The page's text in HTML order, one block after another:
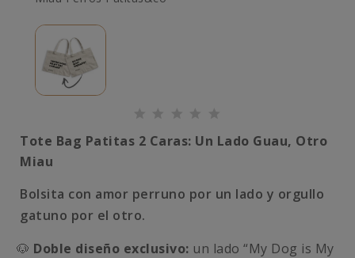
Tote Bag Patitas 2 Caras: Un Lado Guau, Otro
Miau
Bolsita con amor perruno por un lado y orgullo
gatuno por el otro.
🐶 Doble diseño exclusivo: un lado “My Dog is My